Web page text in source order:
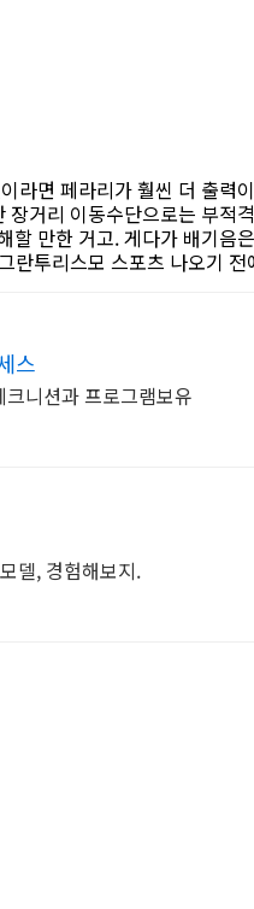
라면 페라리가 훨씬 더 출력
거리 이동수단으로는 부적
만한 거고. 게다가 배기음
란투리스모 스포츠 나오기
스
니션과 프로그램보유
델, 경험해보지.